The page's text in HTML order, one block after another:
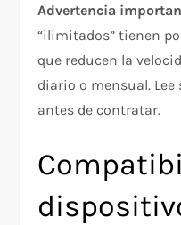
Advertencia
“ilimitados” tienen
que reducen la
diario o mensual.
antes de contratar.​